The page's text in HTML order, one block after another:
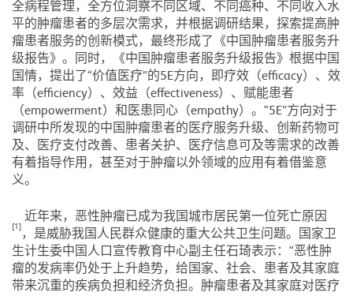
全病程管理，全方位洞察不同区域、不同癌种、不同收入水
平的肿瘤患者的多层次需求，并根据调研结果，探索提高肿
瘤患者服务的创新模式，最终形成了《中国肿瘤患者服务升
级报告》。同时，《中国肿瘤患者服务升级报告》根据中国
国情，提出了“价值医疗”的5E方向，即疗效（efficacy）、效
率（efficiency）、效益（effectiveness）、赋能患者
（empowerment）和医患同心（empathy）。“5E”方向对于
调研中所发现的中国肿瘤患者的医疗服务升级、创新药物可
及、医疗支付改善、患者关护、医疗信息可及等需求的改善
有着指导作用，甚至对于肿瘤以外领域的应用有着借鉴意
义。
近年来，恶性肿瘤已成为我国城市居民第一位死亡原因
[1]
，是威胁我国人民群众健康的重大公共卫生问题。国家卫
生计生委中国人口宣传教育中心副主任石琦表示：“恶性肿
瘤的发病率仍处于上升趋势，给国家、社会、患者及其家庭
带来沉重的疾病负担和经济负担。肿瘤患者及其家庭对医疗